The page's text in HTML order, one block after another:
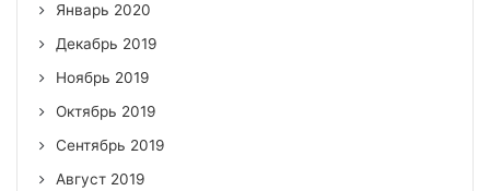
Январь 2020
Декабрь 2019
Ноябрь 2019
Октябрь 2019
Сентябрь 2019
Август 2019